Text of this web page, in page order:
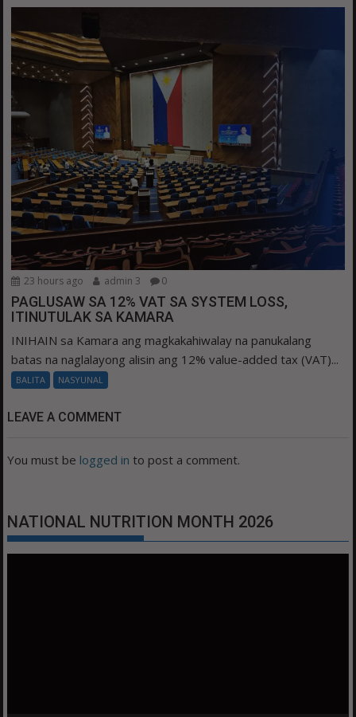
23 hours ago admin 3 0
PAGLUSAW SA 12% VAT SA SYSTEM LOSS,
ITINUTULAK SA KAMARA
INIHAIN sa Kamara ang magkakahiwalay na panukalang
batas na naglalayong alisin ang 12% value-added tax (VAT)...
BALITA NASYUNAL
LEAVE A COMMENT
You must be logged in to post a comment.
NATIONAL NUTRITION MONTH 2026